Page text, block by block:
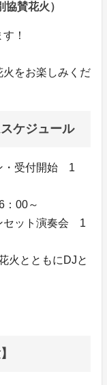
賛花火）
！
をお楽しみくだ
ケジュール
・受付開始 1
：00～
セット演奏会 1
火とともにDJと